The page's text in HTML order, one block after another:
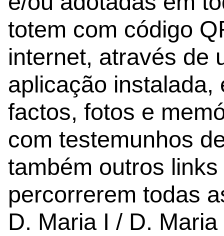
totem com código
internet, através de
aplicação
factos, fotos e
com testemunhos
também outros
percorrerem todas
D. Maria I / D. Maria